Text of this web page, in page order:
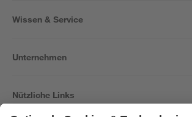
Wissen & Service
Unternehmen
Nützliche Links